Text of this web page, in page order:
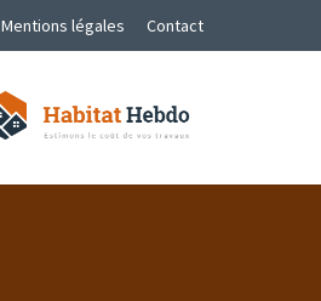
Mentions légales Contact